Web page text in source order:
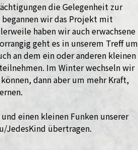
die Gelegenheit zur
begannen wir das Projekt mit
haben wir auch erwachsene
geht es in unserem Treff um
an dem ein oder anderen kleinen
Im Winter wechseln wir
dann aber um mehr Kraft,
einen kleinen Funken unserer
JedesKind übertragen.